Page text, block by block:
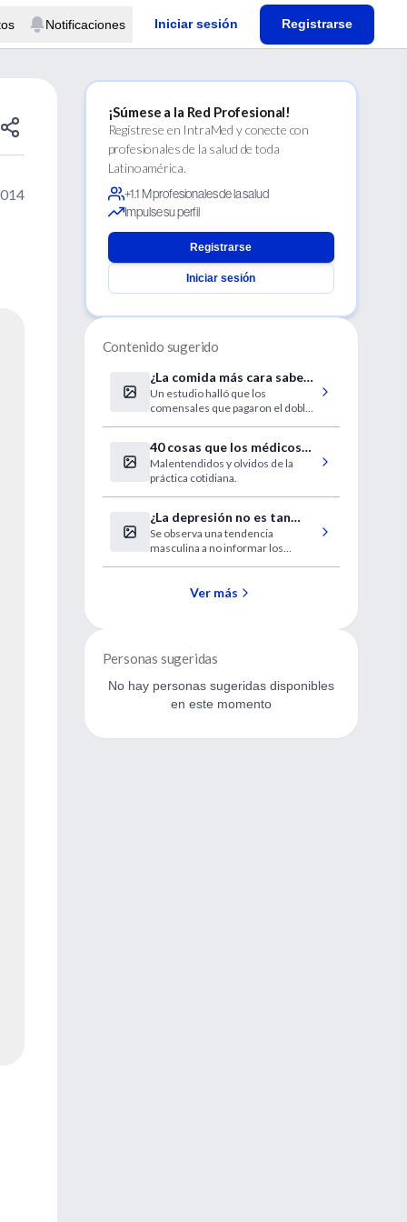
Notificaciones Iniciar sesión Registrarse
¡Súmese a la Red Profesional!
Regístrese en IntraMed y conecte con
profesionales de la salud de toda
Latinoamérica.
+1.1 M profesionales de la salud
Impulse su perfil
Registrarse
Iniciar sesión
Contenido sugerido
¿La comida más cara sabe
mejor?
Un estudio halló que los
comensales que pagaron el doble
40 cosas que los médicos
no deberíamos olvidar
Malentendidos y olvidos de la
práctica cotidiana.
¿La depresión no es tan
frecuente en los hombres?
Se observa una tendencia
masculina a no informar los
Ver más
Personas sugeridas
No hay personas sugeridas disponibles
en este momento